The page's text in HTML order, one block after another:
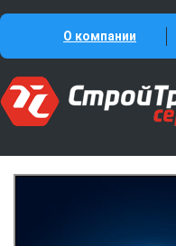
О компании